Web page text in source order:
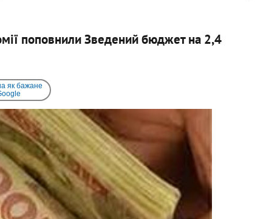
поповнили Зведений бюджет на 2,4
як бажане